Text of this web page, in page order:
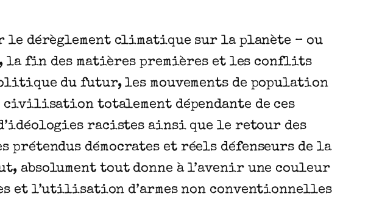
le dérèglement climatique sur la planète – ou
la fin des matières premières et les conflits
du futur, les mouvements de population
totalement dépendante de ces
racistes ainsi que le retour des
démocrates et réels défenseurs de la
absolument tout donne à l’avenir une couleur
et l’utilisation d’armes non conventionnelles